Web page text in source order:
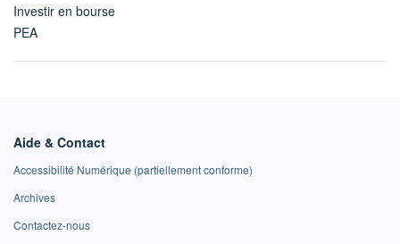
Investir en bourse
PEA
Aide & Contact
Accessibilité Numérique (partiellement conforme)
Archives
Contactez-nous